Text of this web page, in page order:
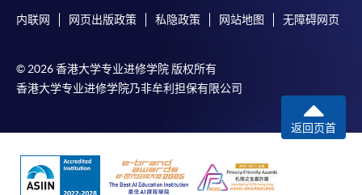
内联网 网页出版政策 私隐政策 网站地图 无障碍网页
© 2026 香港大学专业进修学院 版权所有
香港大学专业进修学院乃非牟利担保有限公司
返回页首